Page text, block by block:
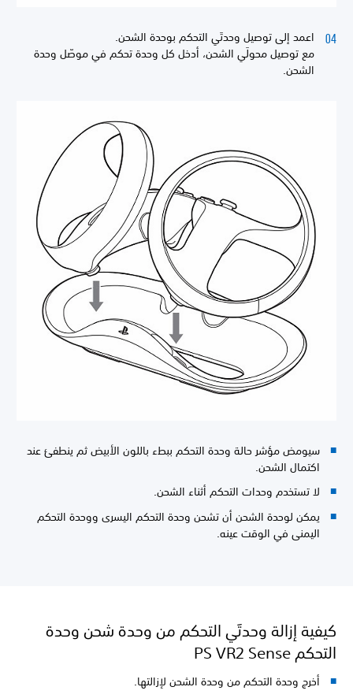
اعمد إلى توصيل وحدتَي التحكم بوحدة الشحن.
مع توصيل محولَي الشحن، أدخل كل وحدة تحكم في موصّل وحدة
الشحن.
سيومض مؤشر حالة وحدة التحكم ببطء باللون الأبيض ثم ينطفئ عند
اكتمال الشحن.
لا تستخدم وحدات التحكم أثناء الشحن.
يمكن لوحدة الشحن أن تشحن وحدة التحكم اليسرى ووحدة التحكم
اليمنى في الوقت عينه.
كيفية إزالة وحدتَي التحكم من وحدة شحن وحدة
التحكم PS VR2 Sense
أخرج وحدة التحكم من وحدة الشحن لإزالتها.